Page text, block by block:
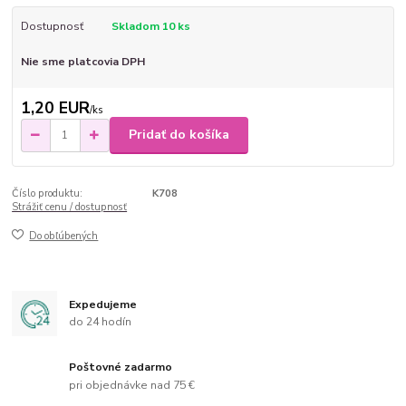
Dostupnosť Skladom 10 ks
Nie sme platcovia DPH
1,20 EUR/ks
Pridať do košíka
Číslo produktu:
K708
Strážiť cenu / dostupnosť
Do obľúbených
Expedujeme
do 24 hodín
Poštovné zadarmo
pri objednávke nad 75 €